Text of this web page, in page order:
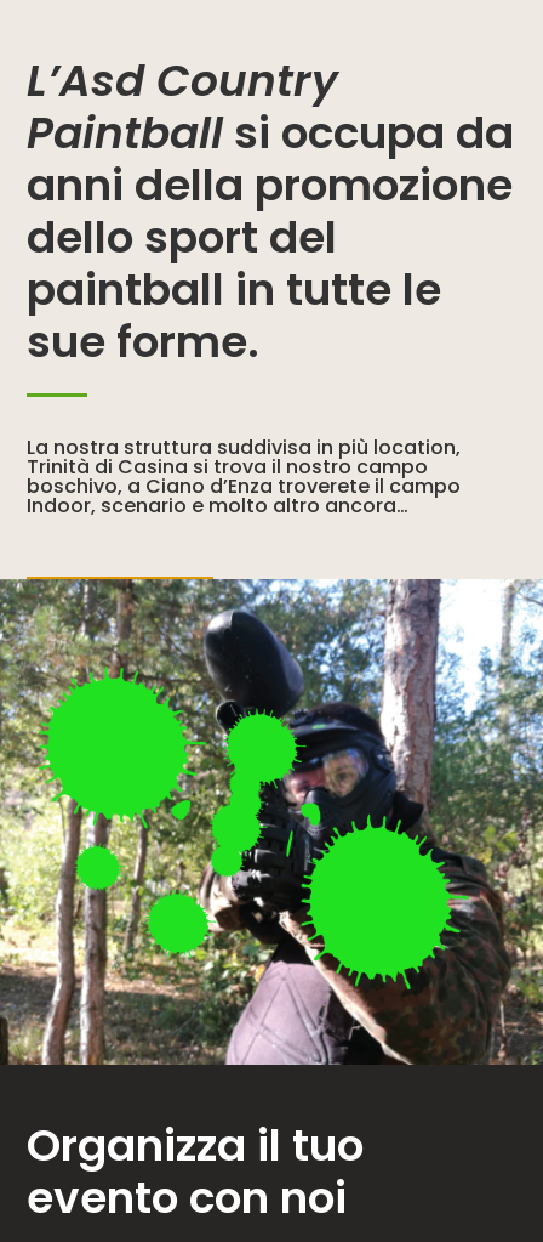
L’Asd Country
Paintballsi occupa da
anni della promozione
dello sport del
paintball in tutte le
sue forme.
La nostra struttura suddivisa in più location,
Trinità di Casina si trova il nostro campo
boschivo, a Ciano d’Enza troverete il campo
Indoor, scenario e molto altro ancora…
LEGGI DI PIÙ
Organizza il tuo
evento con noi